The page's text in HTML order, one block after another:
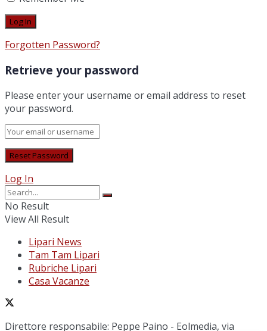
Forgotten Password?
Retrieve your password
Please enter your username or email address to reset
your password.
Log In
No Result
View All Result
Lipari News
Tam Tam Lipari
Rubriche Lipari
Casa Vacanze
Direttore responsabile: Peppe Paino - Eolmedia, via